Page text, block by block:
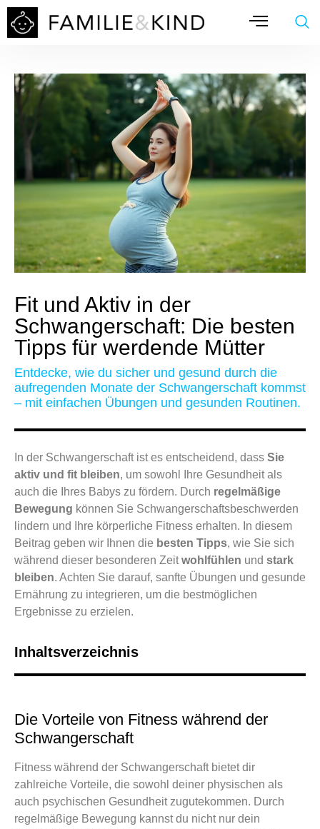
Fit und Aktiv in der
Schwangerschaft: Die besten
Tipps für werdende Mütter
Entdecke, wie du sicher und gesund durch die
aufregenden Monate der Schwangerschaft kommst
– mit einfachen Übungen und gesunden Routinen.
In der Schwangerschaft ist es entscheidend, dass Sie
aktiv und fit bleiben, um sowohl Ihre Gesundheit als
auch die Ihres Babys zu fördern. Durch regelmäßige
Bewegung können Sie Schwangerschaftsbeschwerden
lindern und Ihre körperliche Fitness erhalten. In diesem
Beitrag geben wir Ihnen die besten Tipps, wie Sie sich
während dieser besonderen Zeitwohlfühlen und stark
bleiben. Achten Sie darauf, sanfte Übungen und gesunde
Ernährung zu integrieren, um die bestmöglichen
Ergebnisse zu erzielen.
Inhaltsverzeichnis
Die Vorteile von Fitness während der
Schwangerschaft
Fitness während der Schwangerschaft bietet dir
zahlreiche Vorteile, die sowohl deiner physischen als
auch psychischen Gesundheit zugutekommen. Durch
regelmäßige Bewegung kannst du nicht nur dein